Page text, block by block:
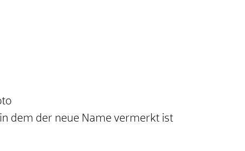
dem der neue Name vermerkt ist